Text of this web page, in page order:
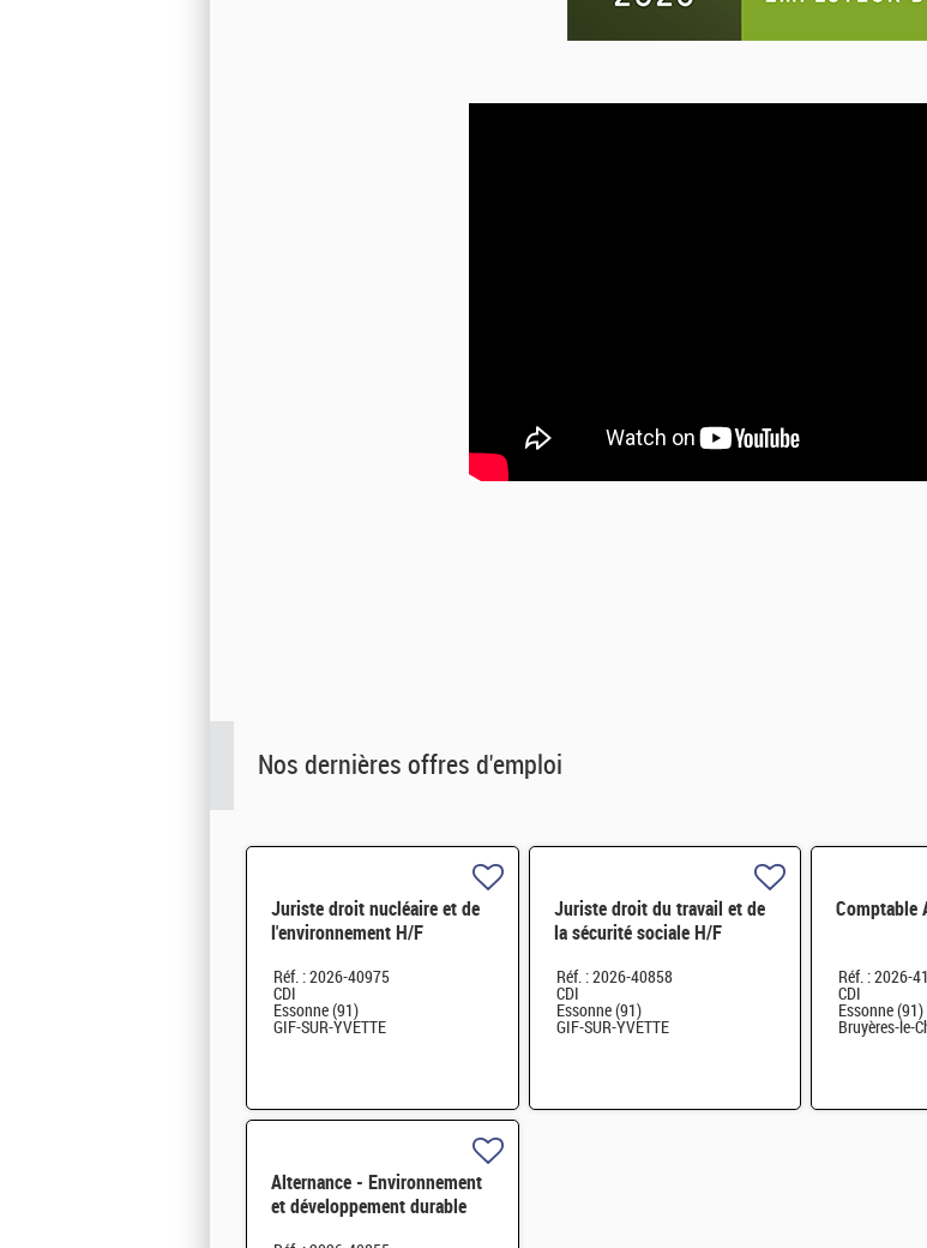
Nos dernières offres d'emploi
Juriste droit nucléaire et de
l'environnement H/F
Réf. : 2026-40975
CDI
Essonne (91)
GIF-SUR-YVETTE
Juriste droit du travail et de
la sécurité sociale H/F
Réf. : 2026-40858
CDI
Essonne (91)
GIF-SUR-YVETTE
Comptable
Réf. : 2026-
CDI
Essonne (91)
Bruyères-le-
Alternance - Environnement
et développement durable